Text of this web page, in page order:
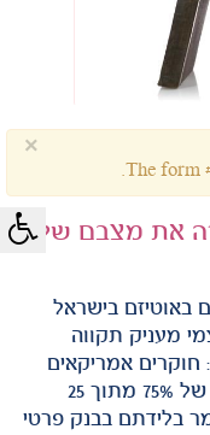
×
The form
את מצבם של
באוטיזם בישראל
מעניק תקווה
אמריקאים
מדווחים על שיפור משמעותי במצבם של 75% מתוך 25
בלידתם בבנק פרטי